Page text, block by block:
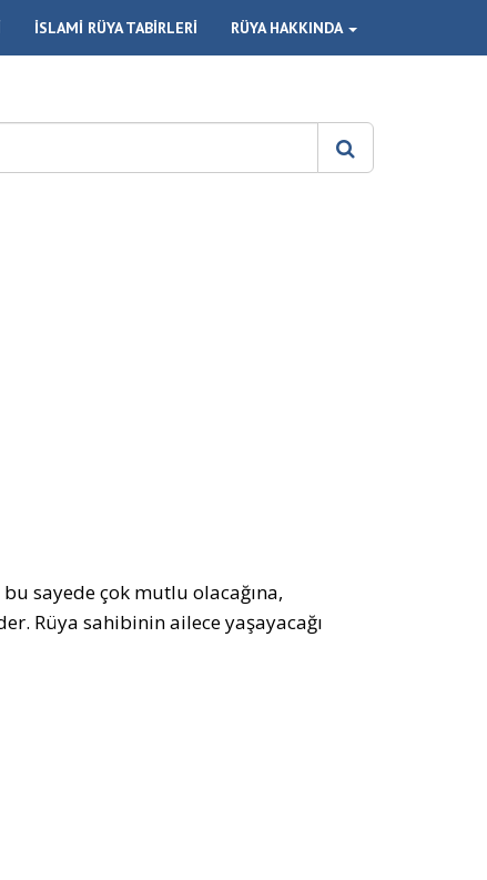
İSLAMİ RÜYA TABİRLERİ RÜYA HAKKINDA
sayede çok mutlu olacağına,
Rüya sahibinin ailece yaşayacağı